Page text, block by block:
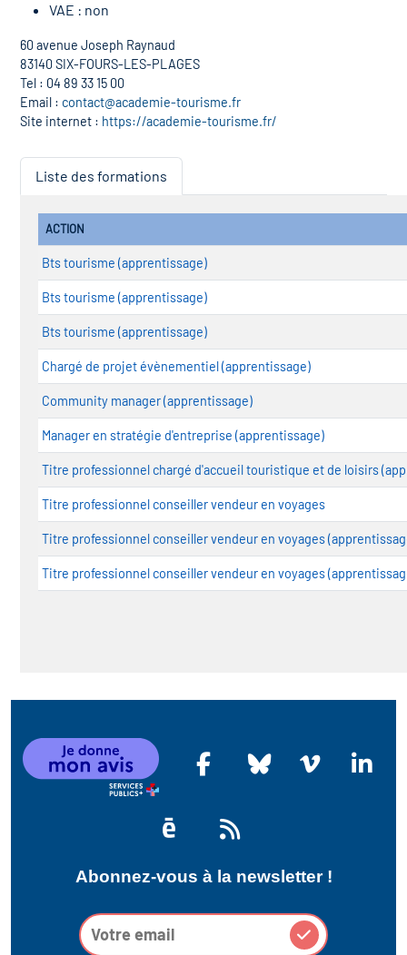
VAE : non
60 avenue Joseph Raynaud
83140 SIX-FOURS-LES-PLAGES
Tel : 04 89 33 15 00
Email : contact@academie-tourisme.fr
Site internet : https://academie-tourisme.fr/
Liste des formations
ACTION
Bts tourisme (apprentissage)
Bts tourisme (apprentissage)
Bts tourisme (apprentissage)
Chargé de projet évènementiel (apprentissage)
Community manager (apprentissage)
Manager en stratégie d'entreprise (apprentissage)
Titre professionnel chargé d'accueil touristique et de loisirs
Titre professionnel conseiller vendeur en voyages
Titre professionnel conseiller vendeur en voyages
Titre professionnel conseiller vendeur en voyages
Abonnez-vous à la newsletter !